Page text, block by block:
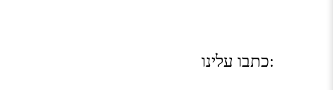
כתבו עלינו: